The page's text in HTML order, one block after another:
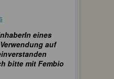
eines
auf
bitte mit Fembio